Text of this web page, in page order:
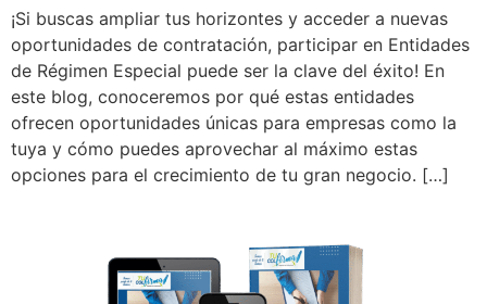
¡Si buscas ampliar tus horizontes y acceder a nuevas
oportunidades de contratación, participar en Entidades
de Régimen Especial puede ser la clave del éxito! En
este blog, conoceremos por qué estas entidades
ofrecen oportunidades únicas para empresas como la
tuya y cómo puedes aprovechar al máximo estas
opciones para el crecimiento de tu gran negocio. […]